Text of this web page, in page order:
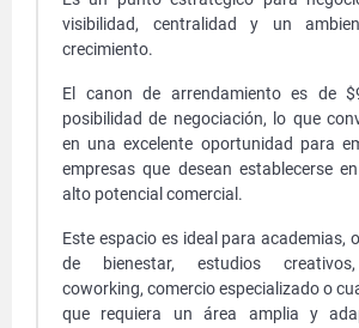
visibilidad, centralidad y un
crecimiento.
El canon de arrendamiento es de
posibilidad de negociación, lo que
en una excelente oportunidad para
empresas que desean establecerse
alto potencial comercial.
Este espacio es ideal para academias,
de bienestar, estudios creativos,
coworking, comercio especializado o
que requiera un área amplia y